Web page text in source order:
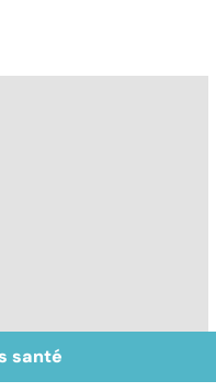
:
santé